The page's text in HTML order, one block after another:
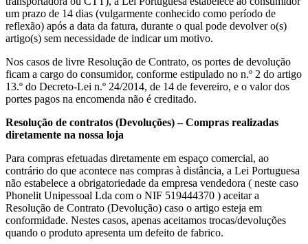
um prazo de 14 dias (vulgarmente conhecido como período de
reflexão) após a data da fatura, durante o qual pode devolver o(s)
artigo(s) sem necessidade de indicar um motivo.
Nos casos de livre Resolução de Contrato, os portes de devolução
ficam a cargo do consumidor, conforme estipulado no n.º 2 do artigo
13.º do Decreto-Lei n.º 24/2014, de 14 de fevereiro, e o valor dos
portes pagos na encomenda não é creditado.
Resolução de contratos (Devoluções) – Compras realizadas
diretamente na nossa loja
Para compras efetuadas diretamente em espaço comercial, ao
contrário do que acontece nas compras à distância, a Lei Portuguesa
não estabelece a obrigatoriedade da empresa vendedora ( neste caso
Phonelit Unipessoal Lda com o NIF 519444370 ) aceitar a
Resolução de Contrato (Devolução) caso o artigo esteja em
conformidade. Nestes casos, apenas aceitamos trocas/devoluções
quando o produto apresenta um defeito de fabrico.